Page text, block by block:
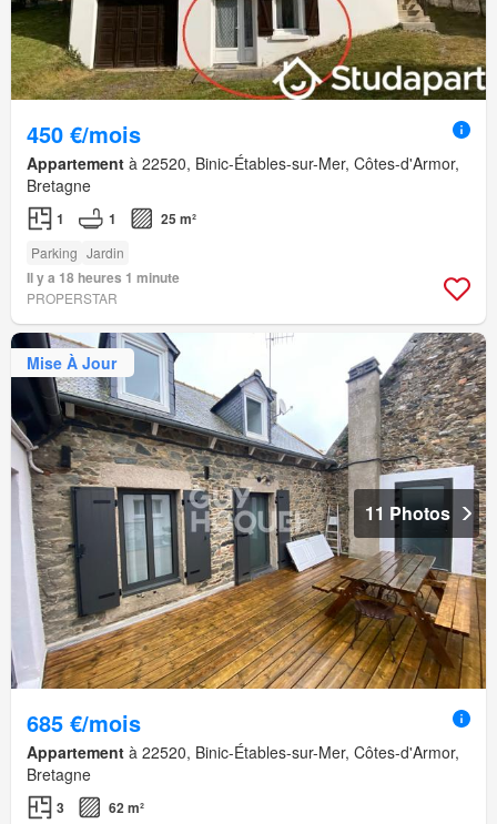
450 €/mois
Appartement à 22520, Binic-Étables-sur-Mer, Côtes-d'Armor,
Bretagne
1 1 25 m²
Parking Jardin
Il y a 18 heures 1 minute
PROPERSTAR
Mise À Jour
11 Photos
685 €/mois
Appartement à 22520, Binic-Étables-sur-Mer, Côtes-d'Armor,
Bretagne
3 62 m²